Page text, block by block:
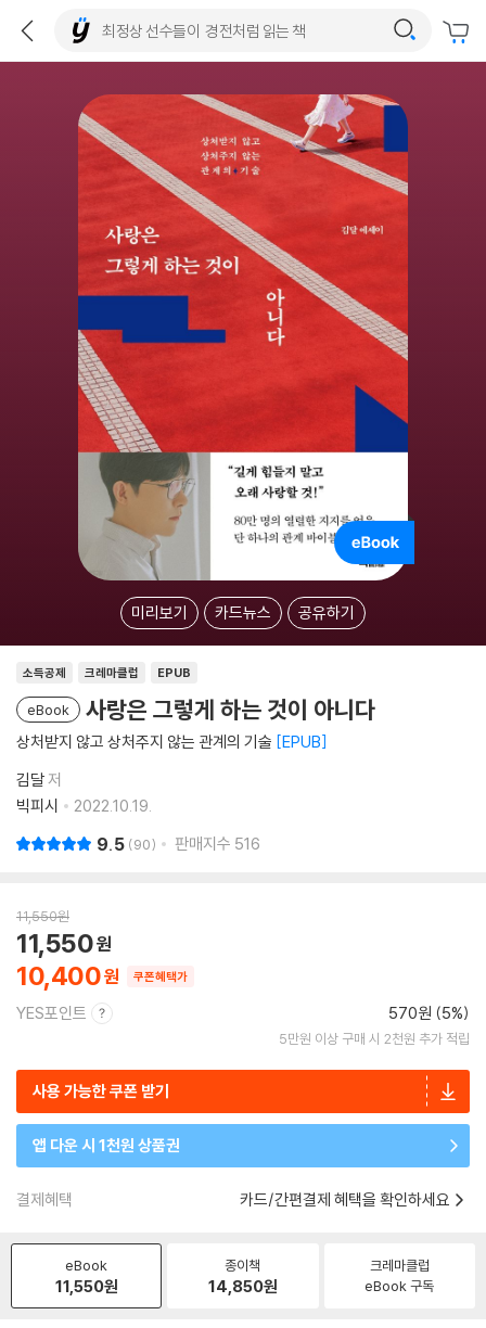
미리보기 카드뉴스 공유하기
소득공제 크레마클럽 EPUB
eBook 사랑은 그렇게 하는 것이 아니다
상처받지 않고 상처주지 않는 관계의 기술 EPUB
김달저
빅피시
2022.10.19.
9.5 90 판매지수 516
11,550원
10,400
11,550
쿠폰혜택가
YES포인트 570원 (5%)
5만원 이상 구매 시 2천원 추가 적립
사용 가능한 쿠폰 받기
앱 다운 시 1천원 상품권
결제혜택 카드/간편결제 혜택을 확인하세요
eBook
11,550원
종이책
14,850원
크레마클럽
eBook 구독